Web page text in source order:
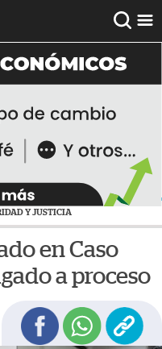
Y JUSTICIA
en Caso
a proceso